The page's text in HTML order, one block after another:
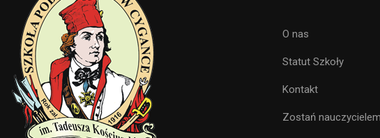
O nas
Statut Szkoły
Kontakt
Zostań nauczycielem